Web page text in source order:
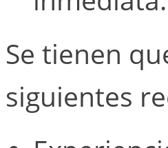
Se tienen
siguientes